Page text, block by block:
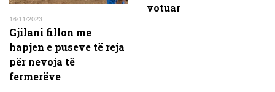
16/11/2023
Gjilani fillon me
hapjen e puseve të reja
për nevoja të
fermerëve
votuar